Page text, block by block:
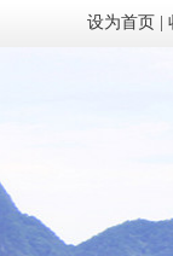
设为首页 |